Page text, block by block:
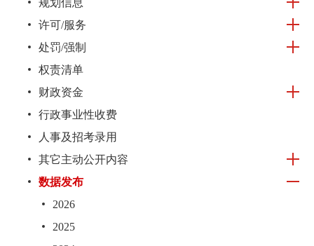
规划信息
许可/服务
处罚/强制
权责清单
财政资金
行政事业性收费
人事及招考录用
其它主动公开内容
数据发布
2026
2025